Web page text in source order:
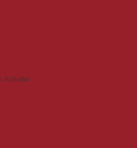
Trabalho